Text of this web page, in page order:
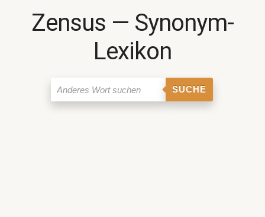
Zensus ― Synonym-
Lexikon
SUCHE